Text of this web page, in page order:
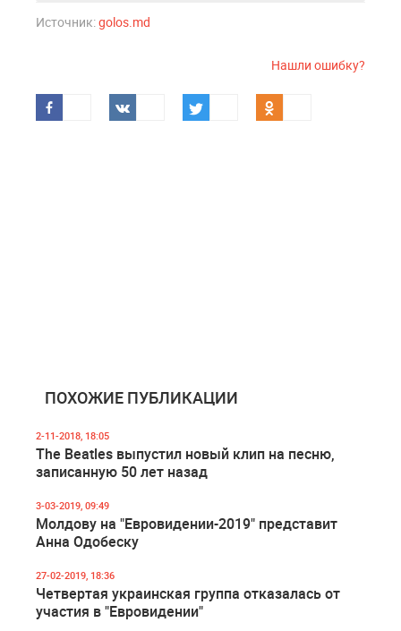
Источник:golos.md
Нашли ошибку?
ПОХОЖИЕ ПУБЛИКАЦИИ
2-11-2018, 18:05
The Beatles выпустил новый клип на песню,
записанную 50 лет назад
3-03-2019, 09:49
Молдову на "Евровидении-2019" представит
Анна Одобеску
27-02-2019, 18:36
Четвертая украинская группа отказалась от
участия в "Евровидении"